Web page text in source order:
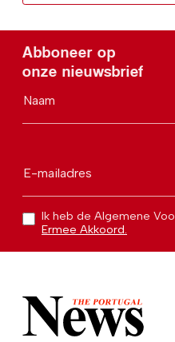
Abboneer op
onze nieuwsbrief
Naam
E-mailadres
Ik heb de Algemene
Ermee Akkoord.